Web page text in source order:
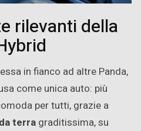
rilevanti della
in fianco ad altre Panda,
come unica auto: più
per tutti, grazie a
terra graditissima, su